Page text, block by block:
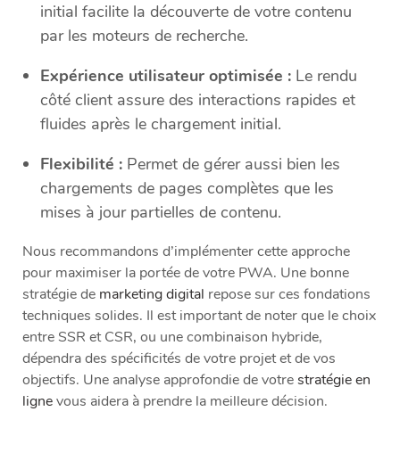
initial facilite la découverte de votre contenu
par les moteurs de recherche.
Expérience utilisateur optimisée : Le rendu
côté client assure des interactions rapides et
fluides après le chargement initial.
Flexibilité : Permet de gérer aussi bien les
chargements de pages complètes que les
mises à jour partielles de contenu.
Nous recommandons d’implémenter cette approche
pour maximiser la portée de votre PWA. Une bonne
stratégie de marketing digital repose sur ces fondations
techniques solides. Il est important de noter que le choix
entre SSR et CSR, ou une combinaison hybride,
dépendra des spécificités de votre projet et de vos
objectifs. Une analyse approfondie de votrestratégie en
lignevous aidera à prendre la meilleure décision.